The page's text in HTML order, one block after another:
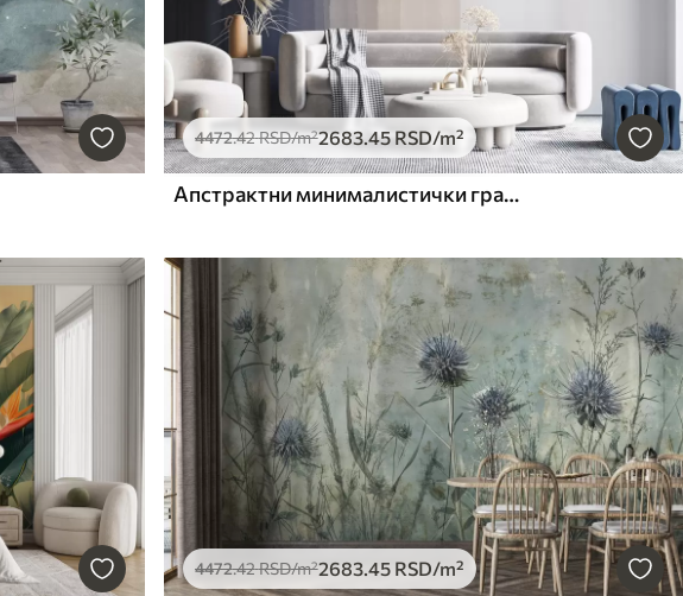
4472.42RSD/m²2683.45 RSD/m²
Апстрактни минималистички градијент принт са вертикалним пругама тамноплаве, светло брескве и беле боје
4472.42RSD/m²2683.45 RSD/m²